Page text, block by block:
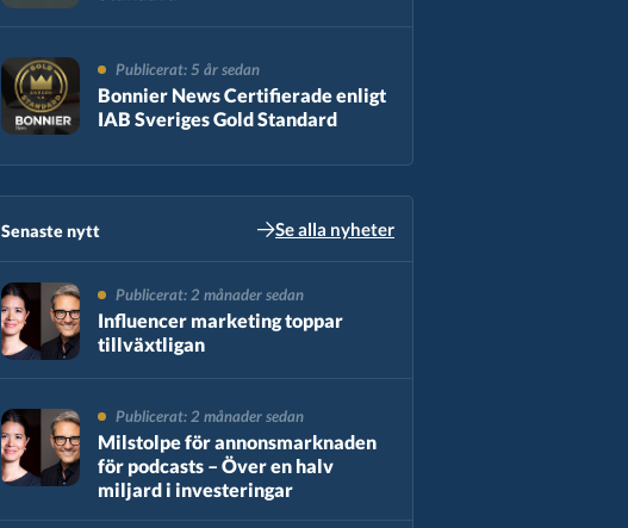
Publicerat: 5 år sedan
Bonnier News Certifierade enligt
IAB Sveriges Gold Standard
Senaste nytt​ Se alla nyheter
Publicerat: 2 månader sedan
Influencer marketing toppar
tillväxtligan
Publicerat: 2 månader sedan
Milstolpe för annonsmarknaden
för podcasts – Över en halv
miljard i investeringar